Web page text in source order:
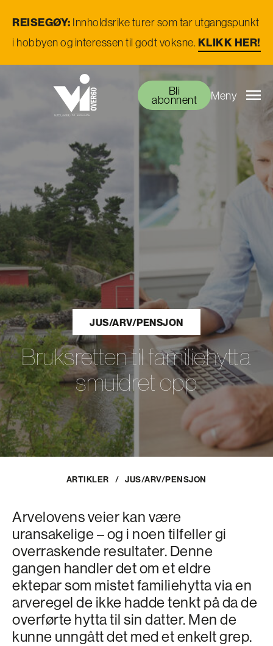
REISEGØY: Innholdsrike turer som tar utgangspunkt
i hobbyen og interessen til godt voksne.KLIKK HER!
Bli
abonnent Meny
JUS/ARV/PENSJON
Bruksretten til familiehytta
smuldret opp
ARTIKLER / JUS/ARV/PENSJON
Arvelovens veier kan være
uransakelige – og i noen tilfeller gi
overraskende resultater. Denne
gangen handler det om et eldre
ektepar som mistet familiehytta via en
arveregel de ikke hadde tenkt på da de
overførte hytta til sin datter. Men de
kunne unngått det med et enkelt grep.